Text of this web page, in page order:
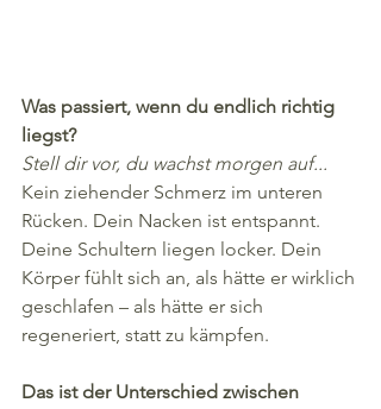
Was passiert, wenn du endlich richtig
liegst?
Stell dir vor, du wachst morgen auf...
Kein ziehender Schmerz im unteren
Rücken. Dein Nacken ist entspannt.
Deine Schultern liegen locker. Dein
Körper fühlt sich an, als hätte er wirklich
geschlafen – als hätte er sich
regeneriert, statt zu kämpfen.
Das ist der Unterschied zwischen